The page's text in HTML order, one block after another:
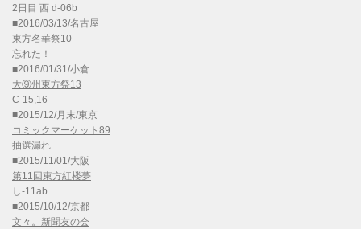
2日目 西 d-06b
■2016/03/13/名古屋
東方名華祭10
忘れた！
■2016/01/31/小倉
大⑨州東方祭13
C-15,16
■2015/12/月末/東京
コミックマーケット89
抽選漏れ
■2015/11/01/大阪
第11回東方紅楼夢
し-11ab
■2015/10/12/京都
文々。新聞友の会